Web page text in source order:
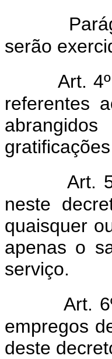
serão
Art.
referentes
Art.
neste
quaisquer
apenas o
serviço.
Art.
empregos
deste